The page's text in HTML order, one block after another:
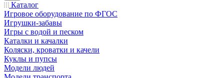
Каталог
Игровое оборудование по ФГОС
Игрушки-забавы
Игры с водой и песком
Каталки и качалки
Коляски, кроватки и качели
Куклы и пупсы
Модели людей